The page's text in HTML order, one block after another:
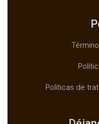
Políticas de